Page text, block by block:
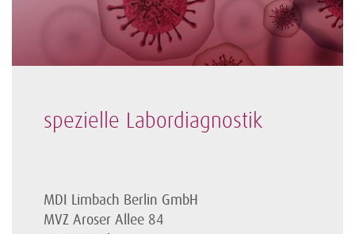
spezielle Labordiagnostik
MDI Limbach Berlin GmbH
MVZ Aroser Allee 84